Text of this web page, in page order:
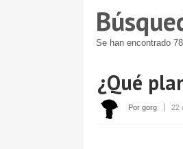
Se han encontrado
¿Qué
Por gorg 22